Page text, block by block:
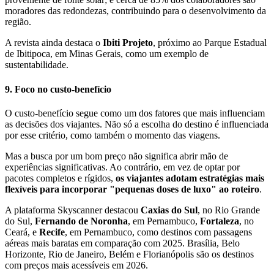
moradores das redondezas, contribuindo para o desenvolvimento da
região.
A revista ainda destaca o Ibiti Projeto, próximo ao Parque Estadual
de Ibitipoca, em Minas Gerais, como um exemplo de
sustentabilidade.
9. Foco no custo-benefício
O custo-benefício segue como um dos fatores que mais influenciam
as decisões dos viajantes. Não só a escolha do destino é influenciada
por esse critério, como também o momento das viagens.
Mas a busca por um bom preço não significa abrir mão de
experiências significativas. Ao contrário, em vez de optar por
pacotes completos e rígidos, os viajantes adotam estratégias mais
flexíveis para incorporar "pequenas doses de luxo" ao roteiro.
A plataforma Skyscanner destacou Caxias do Sul, no Rio Grande
do Sul, Fernando de Noronha, em Pernambuco, Fortaleza, no
Ceará, e Recife, em Pernambuco, como destinos com passagens
aéreas mais baratas em comparação com 2025. Brasília, Belo
Horizonte, Rio de Janeiro, Belém e Florianópolis são os destinos
com preços mais acessíveis em 2026.